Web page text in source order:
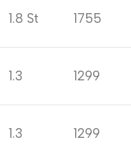
1.8 St 1755
1.3 1299
1.3 1299